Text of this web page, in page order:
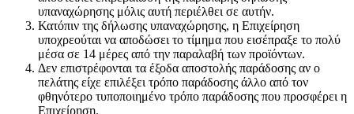
υπαναχώρησης μόλις αυτή περιέλθει σε αυτήν.
Κατόπιν της δήλωσης υπαναχώρησης, η Επιχείρηση
υποχρεούται να αποδώσει το τίμημα που εισέπραξε το πολύ
μέσα σε 14 μέρες από την παραλαβή των προϊόντων.
Δεν επιστρέφονται τα έξοδα αποστολής παράδοσης αν ο
πελάτης είχε επιλέξει τρόπο παράδοσης άλλο από τον
φθηνότερο τυποποιημένο τρόπο παράδοσης που προσφέρει η
Επιχείρηση.